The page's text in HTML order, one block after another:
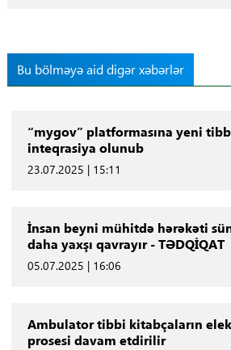
Bu bölməyə aid digər xəbərlər
“mygov” platformasına yeni
inteqrasiya olunub
23.07.2025 | 15:11
İnsan beyni mühitdə hərəkəti
daha yaxşı qavrayır - TƏDQİQAT
05.07.2025 | 16:06
Ambulator tibbi kitabçaların
prosesi davam etdirilir